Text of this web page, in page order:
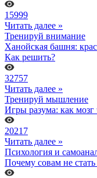
15999
Читать далее »
Тренируй внимание
Ханойская башня:
Как решить?
32757
Читать далее »
Тренируй мышление
Игры разума: как мозг
20217
Читать далее »
Психология и
Почему совам не